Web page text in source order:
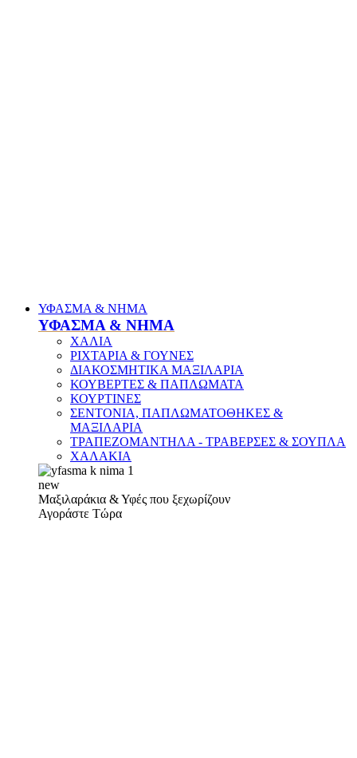
ΥΦΑΣΜΑ & ΝΗΜΑ
ΥΦΑΣΜΑ & ΝΗΜΑ
ΧΑΛΙΑ
ΡΙΧΤΑΡΙΑ & ΓΟΥΝΕΣ
ΔΙΑΚΟΣΜΗΤΙΚΑ ΜΑΞΙΛΑΡΙΑ
ΚΟΥΒΕΡΤΕΣ & ΠΑΠΛΩΜΑΤΑ
ΚΟΥΡΤΙΝΕΣ
ΣΕΝΤΟΝΙΑ, ΠΑΠΛΩΜΑΤΟΘΗΚΕΣ &
ΜΑΞΙΛΑΡΙΑ
ΤΡΑΠΕΖΟΜΑΝΤΗΛΑ - ΤΡΑΒΕΡΣΕΣ & ΣΟΥΠΛΑ
ΧΑΛΑΚΙΑ
new
Μαξιλαράκια & Υφές που ξεχωρίζουν
Αγοράστε Τώρα